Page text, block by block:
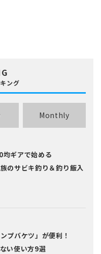
ング
Monthly
ギアで始める
のサビキ釣り＆釣り飯入
プバケツ」が便利！
い使い方9選